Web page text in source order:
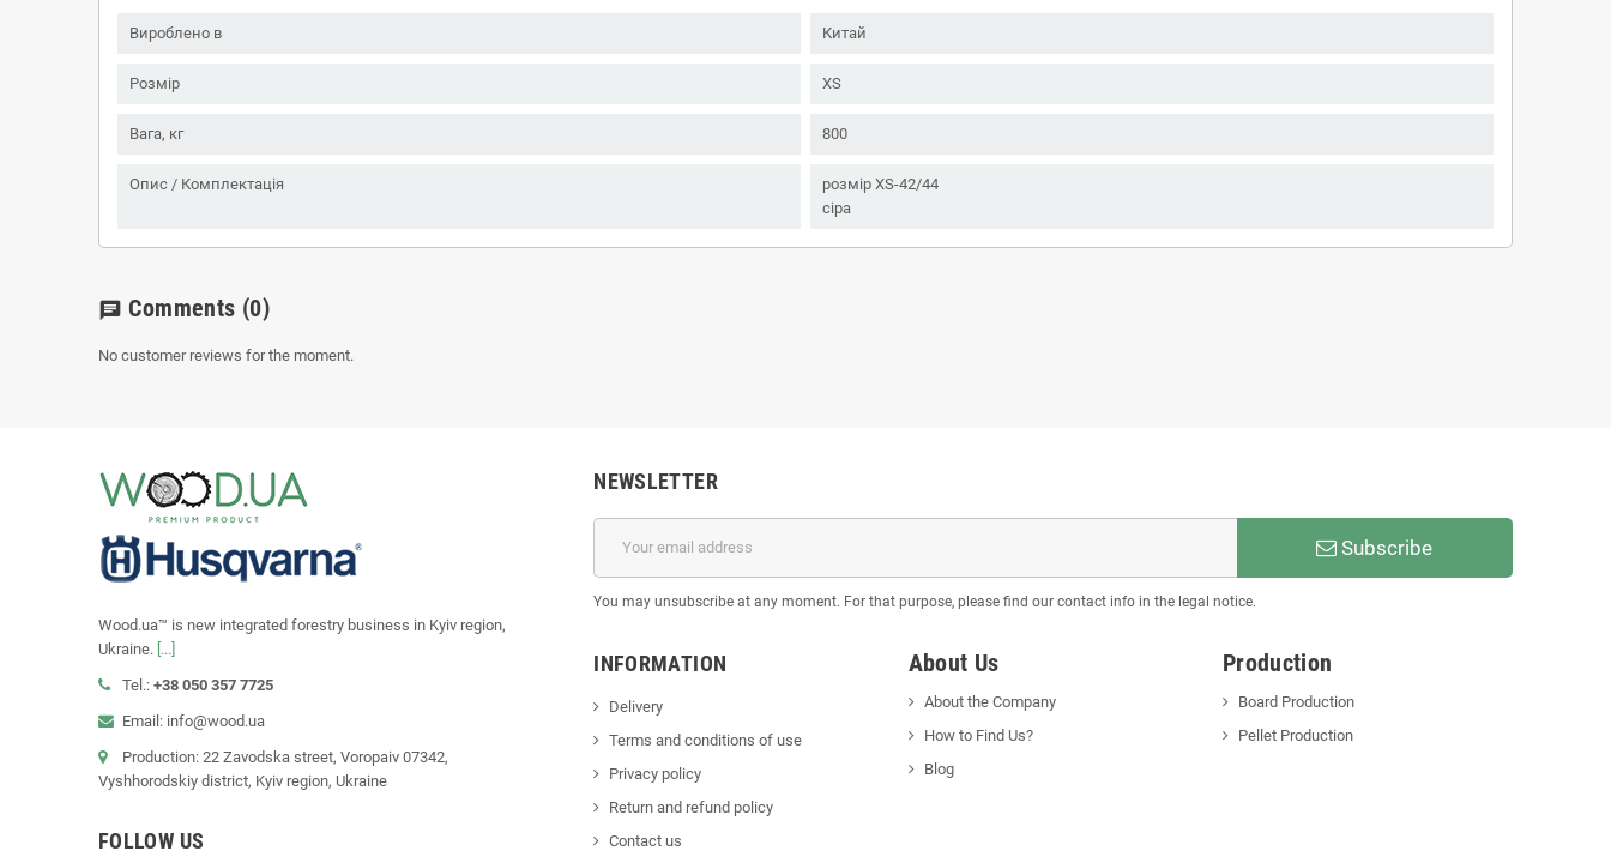
Вироблено в Китай
Розмір XS
Вага, кг 800
Опис / Комплектація
розмір XS-42/44
сіра
chat Comments (0)
No customer reviews for the moment.
Wood.ua™ is new integrated forestry business in Kyiv region,
Ukraine. [...]
Tel.: +38 050 357 7725
Email: info@wood.ua
Production: 22 Zavodska street, Voropaiv 07342,
Vyshhorodskiy district, Kyiv region, Ukraine
FOLLOW US
NEWSLETTER
Subscribe
You may unsubscribe at any moment. For that purpose, please find our contact info in the legal notice.
INFORMATION
Delivery
Terms and conditions of use
Privacy policy
Return and refund policy
Contact us
About Us
About the Company
How to Find Us?
Blog
Production
Board Production
Pellet Production